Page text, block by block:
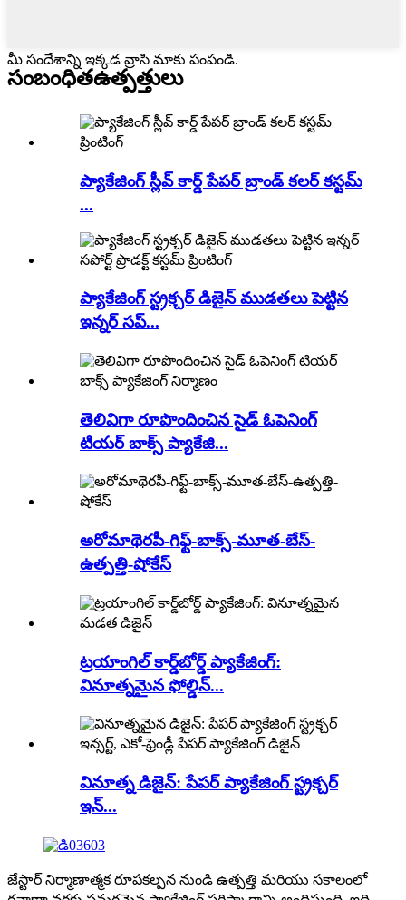
మీ సందేశాన్ని ఇక్కడ వ్రాసి మాకు పంపండి.
సంబంధితఉత్పత్తులు
ప్యాకేజింగ్ స్లీవ్ కార్డ్ పేపర్ బ్రాండ్ కలర్ కస్టమ్
...
ప్యాకేజింగ్ స్ట్రక్చర్ డిజైన్ ముడతలు పెట్టిన
ఇన్నర్ సప్...
తెలివిగా రూపొందించిన సైడ్ ఓపెనింగ్
టియర్ బాక్స్ ప్యాకేజి...
అరోమాథెరపీ-గిఫ్ట్-బాక్స్-మూత-బేస్-
ఉత్పత్తి-షోకేస్
ట్రయాంగిల్ కార్డ్‌బోర్డ్ ప్యాకేజింగ్:
వినూత్నమైన ఫోల్డిన్...
వినూత్న డిజైన్: పేపర్ ప్యాకేజింగ్ స్ట్రక్చర్
ఇన్...
జేస్టార్ నిర్మాణాత్మక రూపకల్పన నుండి ఉత్పత్తి మరియు సకాలంలో